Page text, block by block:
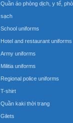
Quần áo phòng dịch, y tế,
sạch
School uniforms
Hotel and restaurant uniforms
Army uniforms
Militia uniforms
Regional police uniforms
T-shirt
Quần kaki thời trang
Gilets